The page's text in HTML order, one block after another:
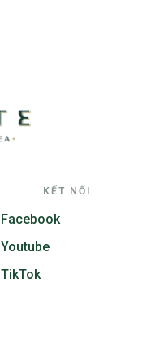
KẾT NỐI
Facebook
Youtube
TikTok